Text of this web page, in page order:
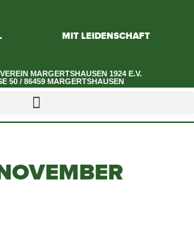
MIT LEIDENSCHAFT
MARGERTSHAUSEN 1924 E.V.​
50 / 86459 MARGERTSHAUSEN